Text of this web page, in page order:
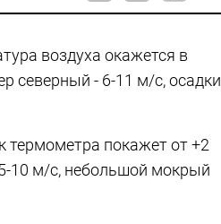
воздуха окажется в
северный - 6-11 м/с, осадки
термометра покажет от +2
10 м/с, небольшой мокрый